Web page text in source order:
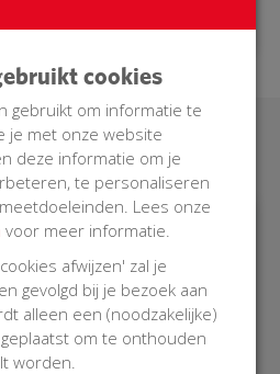
donaties
1.052
Philips
Oct 2018
22:35 uur
cookies
gebruikt om informatie te
je met onze website
deze informatie om je
te personaliseren
Lees onze
voor meer informatie.
afwijzen' zal je
gevolgd bij je bezoek aan
alleen een (noodzakelijke)
om te onthouden
worden.